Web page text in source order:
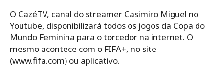
O CazéTV, canal do streamer Casimiro Miguel no
Youtube, disponibilizará todos os jogos da Copa do
Mundo Feminina para o torcedor na internet. O
mesmo acontece com o FIFA+, no site
(www.fifa.com) ou aplicativo.